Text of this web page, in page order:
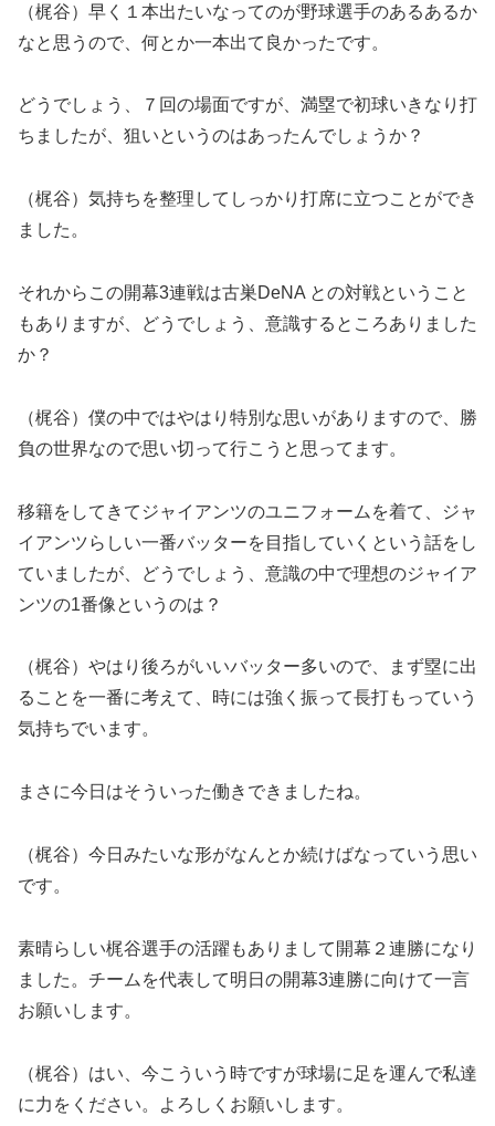
（梶谷）早く１本出たいなってのが野球選手のあるあるか
なと思うので、何とか一本出て良かったです。
どうでしょう、７回の場面ですが、満塁で初球いきなり打
ちましたが、狙いというのはあったんでしょうか？
（梶谷）気持ちを整理してしっかり打席に立つことができ
ました。
それからこの開幕3連戦は古巣DeNA との対戦ということ
もありますが、どうでしょう、意識するところありました
か？
（梶谷）僕の中ではやはり特別な思いがありますので、勝
負の世界なので思い切って行こうと思ってます。
移籍をしてきてジャイアンツのユニフォームを着て、ジャ
イアンツらしい一番バッターを目指していくという話をし
ていましたが、どうでしょう、意識の中で理想のジャイア
ンツの1番像というのは？
（梶谷）やはり後ろがいいバッター多いので、まず塁に出
ることを一番に考えて、時には強く振って長打もっていう
気持ちでいます。
まさに今日はそういった働きできましたね。
（梶谷）今日みたいな形がなんとか続けばなっていう思い
です。
素晴らしい梶谷選手の活躍もありまして開幕２連勝になり
ました。チームを代表して明日の開幕3連勝に向けて一言
お願いします。
（梶谷）はい、今こういう時ですが球場に足を運んで私達
に力をください。よろしくお願いします。